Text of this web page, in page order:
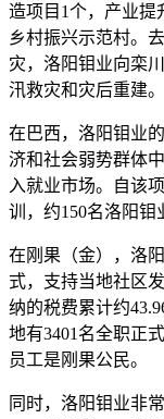
造项目1个，产业提
乡村振兴示范村。
灾，洛阳钼业向栾
汛救灾和灾后重建。
在巴西，洛阳钼业
济和社会弱势群体
入就业市场。自该
训，约150名洛阳钼
在刚果（金），洛
式，支持当地社区
纳的税费累计约
地有3401名全职正
员工是刚果公民。
同时，洛阳钼业非